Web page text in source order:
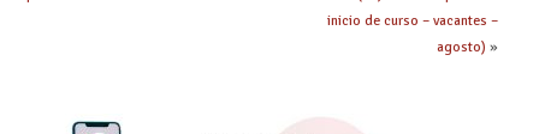
inicio de curso – vacantes –
agosto) »